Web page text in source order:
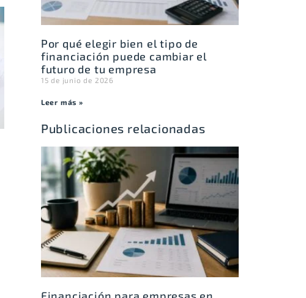
Por qué elegir bien el tipo de
financiación puede cambiar el
futuro de tu empresa
15 de junio de 2026
Leer más »
Publicaciones relacionadas